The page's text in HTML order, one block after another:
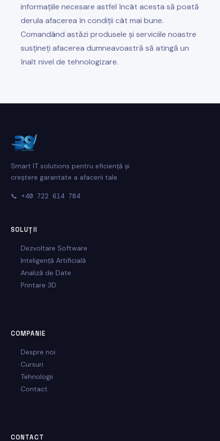
informațiile necesare astfel încât acesta să poată
derula afacerea în condiții cât mai bune.
Comandând astăzi produsele și serviciile noastre
susțineți afacerea dumneavoastră să atingă un
înalt nivel de tehnologizare.
Smart IT solutions pentru eficiență și
creștere garantate a afacerii tale.
📞 +40 722 614 784
SOLUȚII
Dezvoltare Software
Inteligență Artificială
Analiză de Date
Printare 3D
COMPANIE
Despre noi
Cursuri
Tehnologii
Contact
CONTACT